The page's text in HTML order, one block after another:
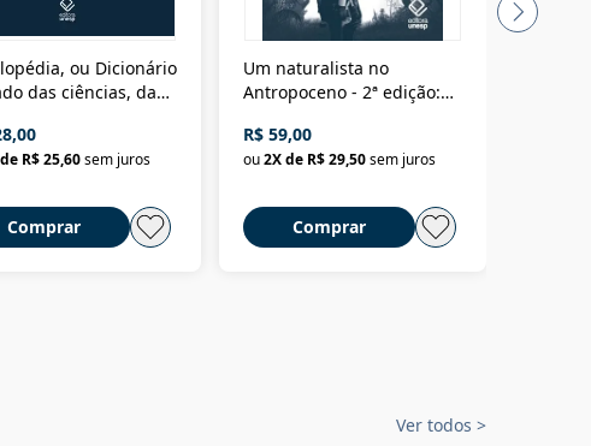
ou Dicionário
das ciências, das
material
R$ 25,60sem juros
Comprar
Um naturalista no
Antropoceno - 2ª edição:
selvagem
R$ 59,00
ou2X de R$ 29,50sem juros
Comprar
Ver todos >